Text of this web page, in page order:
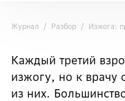
Журнал Разбор Изжога:
Каждый третий
изжогу, но к врачу
из них.